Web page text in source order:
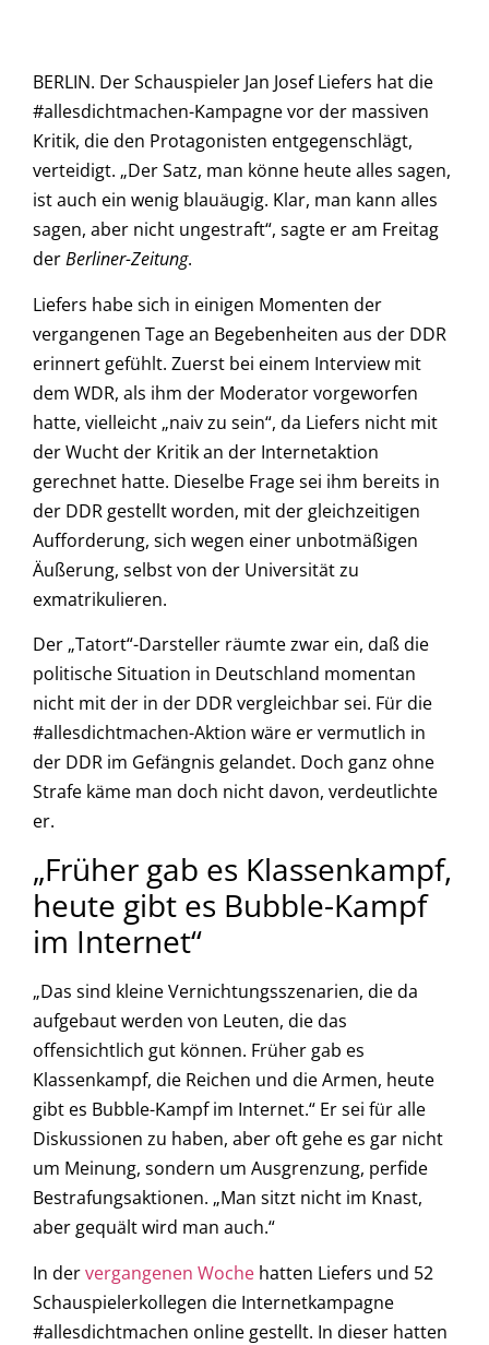
BERLIN. Der Schauspieler Jan Josef Liefers hat die
#allesdichtmachen-Kampagne vor der massiven
Kritik, die den Protagonisten entgegenschlägt,
verteidigt. „Der Satz, man könne heute alles sagen,
ist auch ein wenig blauäugig. Klar, man kann alles
sagen, aber nicht ungestraft“, sagte er am Freitag
derBerliner-Zeitung.
Liefers habe sich in einigen Momenten der
vergangenen Tage an Begebenheiten aus der DDR
erinnert gefühlt. Zuerst bei einem Interview mit
dem WDR, als ihm der Moderator vorgeworfen
hatte, vielleicht „naiv zu sein“, da Liefers nicht mit
der Wucht der Kritik an der Internetaktion
gerechnet hatte. Dieselbe Frage sei ihm bereits in
der DDR gestellt worden, mit der gleichzeitigen
Aufforderung, sich wegen einer unbotmäßigen
Äußerung, selbst von der Universität zu
exmatrikulieren.
Der „Tatort“-Darsteller räumte zwar ein, daß die
politische Situation in Deutschland momentan
nicht mit der in der DDR vergleichbar sei. Für die
#allesdichtmachen-Aktion wäre er vermutlich in
der DDR im Gefängnis gelandet. Doch ganz ohne
Strafe käme man doch nicht davon, verdeutlichte
er.
„Früher gab es Klassenkampf,
heute gibt es Bubble-Kampf
im Internet“
„Das sind kleine Vernichtungsszenarien, die da
aufgebaut werden von Leuten, die das
offensichtlich gut können. Früher gab es
Klassenkampf, die Reichen und die Armen, heute
gibt es Bubble-Kampf im Internet.“ Er sei für alle
Diskussionen zu haben, aber oft gehe es gar nicht
um Meinung, sondern um Ausgrenzung, perfide
Bestrafungsaktionen. „Man sitzt nicht im Knast,
aber gequält wird man auch.“
In dervergangenen Woche hatten Liefers und 52
Schauspielerkollegen die Internetkampagne
#allesdichtmachen online gestellt. In dieser hatten